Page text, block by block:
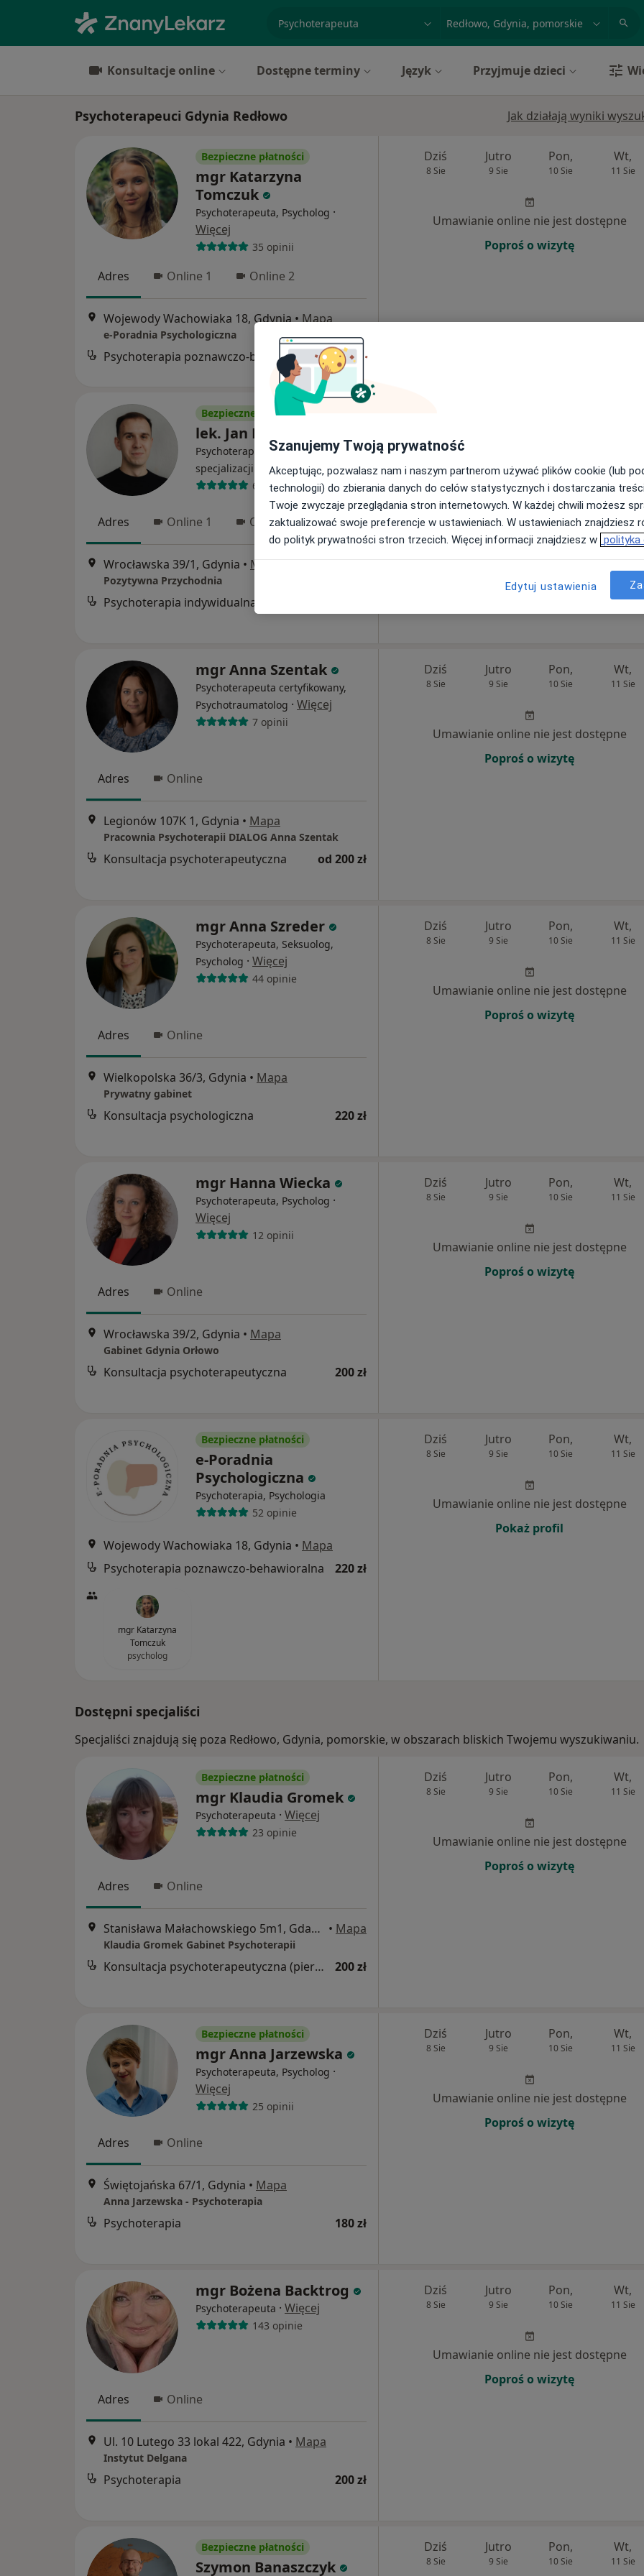
Konsultacje online Dostępne terminy Język Przyjmuje dzieci
Psychoterapeuci Gdynia Redłowo Jak działają wyniki
Bezpieczne płatności
mgr Katarzyna
Tomczuk
Psychoterapeuta, Psycholog ·
Więcej
35 opinii
Adres Online 1 Online 2
Wojewody Wachowiaka 18, Gdynia•Mapa
e-Poradnia Psychologiczna
Psychoterapia poznawczo-behawioralna 220 zł
Dziś
8 Sie
Jutro
9 Sie
Pon,
10 Sie
Wt,
11 Sie
Umawianie online nie jest dostępne
Poproś o wizytę
Bezpieczne płatności
lek. Jan Puchowski
Psychoterapeuta, W trakcie
specjalizacji (Psychiatra)·Więcej
68 opinii
Adres Online 1 Online 2
Wrocławska 39/1, Gdynia • Mapa
Pozytywna Przychodnia
Psychoterapia indywidualna
Umawianie online nie jest dostępne
Poproś o wizytę
mgr Anna Szentak
Psychoterapeuta certyfikowany,
Psychotraumatolog · Więcej
7 opinii
Adres Online
Legionów 107K 1, Gdynia • Mapa
Pracownia Psychoterapii DIALOG Anna Szentak
Konsultacja psychoterapeutyczna od 200 zł
Dziś
8 Sie
Jutro
9 Sie
Pon,
10 Sie
Wt,
11 Sie
Umawianie online nie jest dostępne
Poproś o wizytę
mgr Anna Szreder
Psychoterapeuta, Seksuolog,
Psycholog · Więcej
44 opinie
Adres Online
Wielkopolska 36/3, Gdynia • Mapa
Prywatny gabinet
Konsultacja psychologiczna 220 zł
Dziś
8 Sie
Jutro
9 Sie
Pon,
10 Sie
Wt,
11 Sie
Umawianie online nie jest dostępne
Poproś o wizytę
mgr Hanna Wiecka
Psychoterapeuta, Psycholog ·
Więcej
12 opinii
Adres Online
Wrocławska 39/2, Gdynia • Mapa
Gabinet Gdynia Orłowo
Konsultacja psychoterapeutyczna 200 zł
Dziś
8 Sie
Jutro
9 Sie
Pon,
10 Sie
Wt,
11 Sie
Umawianie online nie jest dostępne
Poproś o wizytę
Bezpieczne płatności
e-Poradnia
Psychologiczna
Psychoterapia, Psychologia
52 opinie
Wojewody Wachowiaka 18, Gdynia • Mapa
Psychoterapia poznawczo-behawioralna
220 zł
mgr Katarzyna
Tomczuk
psycholog
Dziś
8 Sie
Jutro
9 Sie
Pon,
10 Sie
Wt,
11 Sie
Umawianie online nie jest dostępne
Pokaż profil
Dostępni specjaliści
Specjaliści znajdują się poza Redłowo, Gdynia, pomorskie, w obszarach bliskich Twojemu wyszukiwaniu.
Bezpieczne płatności
mgr Klaudia Gromek
Psychoterapeuta · Więcej
23 opinie
Adres Online
Stanisława Małachowskiego 5m1, Gdańsk • Mapa
Klaudia Gromek Gabinet Psychoterapii
Konsultacja psychoterapeutyczna (pierwsza wizyta) 200 zł
Dziś
8 Sie
Jutro
9 Sie
Pon,
10 Sie
Wt,
11 Sie
Umawianie online nie jest dostępne
Poproś o wizytę
Bezpieczne płatności
mgr Anna Jarzewska
Psychoterapeuta, Psycholog ·
Więcej
25 opinii
Adres Online
Świętojańska 67/1, Gdynia • Mapa
Anna Jarzewska - Psychoterapia
Psychoterapia 180 zł
Dziś
8 Sie
Jutro
9 Sie
Pon,
10 Sie
Wt,
11 Sie
Umawianie online nie jest dostępne
Poproś o wizytę
mgr Bożena Backtrog
Psychoterapeuta · Więcej
143 opinie
Adres Online
Ul. 10 Lutego 33 lokal 422, Gdynia • Mapa
Instytut Delgana
Psychoterapia 200 zł
Dziś
8 Sie
Jutro
9 Sie
Pon,
10 Sie
Wt,
11 Sie
Umawianie online nie jest dostępne
Poproś o wizytę
Bezpieczne płatności
Szymon Banaszczyk
Dziś
8 Sie
Jutro
9 Sie
Pon,
10 Sie
Wt,
11 Sie
Szanujemy Twoją prywatność
Akceptując, pozwalasz nam i naszym partnerom używać plików cookie (lub
technologii) do zbierania danych do celów statystycznych i dostarczania
Twoje zwyczaje przeglądania stron internetowych. W każdej chwili możesz
zaktualizować swoje preferencje w ustawieniach. W ustawieniach znajdziesz
do polityk prywatności stron trzecich. Więcej informacji znajdziesz w polityka
Edytuj ustawienia